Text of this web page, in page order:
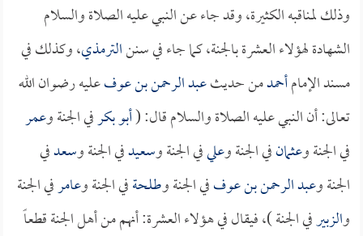
وذلك لمناقبه الكثيرة، وقد جاء عن النبي عليه الصلاة والسلام
الشهادة لهؤلاء العشرة بالجنة، كما جاء في سننالترمذي، وكذلك في
مسند الإمامأحمدمن حديثعبد الرحمن بن عوفعليه رضوان الله
تعالى: أن النبي عليه الصلاة والسلام قال: (أبو بكرفي الجنة وعمر
في الجنة وعثمانفي الجنة وعليفي الجنة وسعيدفي الجنة وسعدفي
الجنة وعبد الرحمن بن عوففي الجنة وطلحةفي الجنة وعامرفي الجنة
والزبيرفي الجنة )، فيقال في هؤلاء العشرة: أنهم من أهل الجنة قطعاً